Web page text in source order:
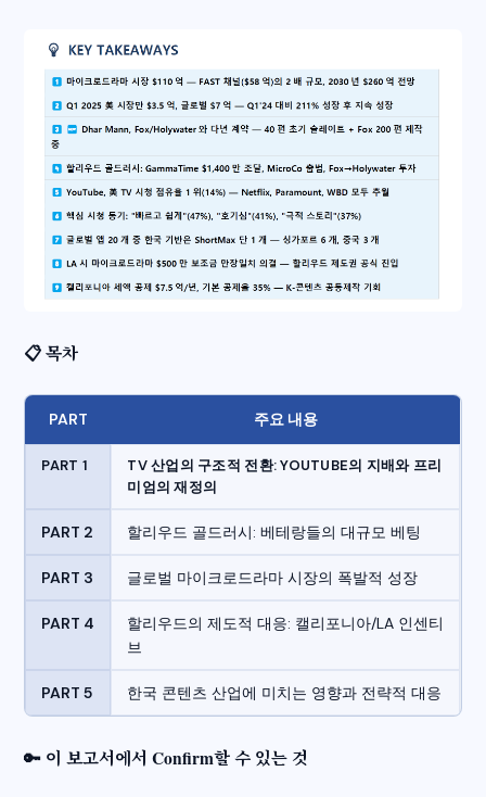
📋 목차
PART 주요 내용
PART 1
TV 산업의 구조적 전환: YOUTUBE의 지배와 프리
미엄의 재정의
PART 2 할리우드 골드러시: 베테랑들의 대규모 베팅
PART 3 글로벌 마이크로드라마 시장의 폭발적 성장
PART 4
할리우드의 제도적 대응: 캘리포니아/LA 인센티
브
PART 5 한국 콘텐츠 산업에 미치는 영향과 전략적 대응
🔑 이 보고서에서 Confirm할 수 있는 것